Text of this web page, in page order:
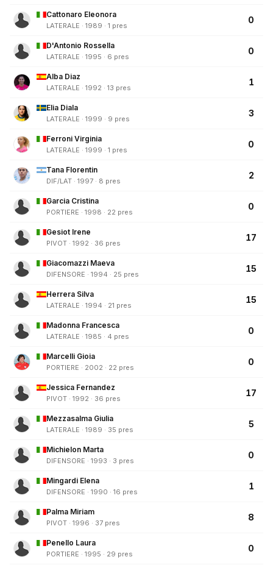
Cattonaro Eleonora
LATERALE · 1989 · 1 pres
0
D'Antonio Rossella
LATERALE · 1995 · 6 pres
0
Alba Diaz
LATERALE · 1992 · 13 pres
1
Elia Diala
LATERALE · 1999 · 9 pres
3
Ferroni Virginia
LATERALE · 1999 · 1 pres
0
Tana Florentin
DIF/LAT · 1997 · 8 pres
2
Garcia Cristina
PORTIERE · 1998 · 22 pres
0
Gesiot Irene
PIVOT · 1992 · 36 pres
17
Giacomazzi Maeva
DIFENSORE · 1994 · 25 pres
15
Herrera Silva
LATERALE · 1994 · 21 pres
15
Madonna Francesca
LATERALE · 1985 · 4 pres
0
Marcelli Gioia
PORTIERE · 2002 · 22 pres
0
Jessica Fernandez
PIVOT · 1992 · 36 pres
17
Mezzasalma Giulia
LATERALE · 1989 · 35 pres
5
Michielon Marta
DIFENSORE · 1993 · 3 pres
0
Mingardi Elena
DIFENSORE · 1990 · 16 pres
1
Palma Miriam
PIVOT · 1996 · 37 pres
8
Penello Laura
PORTIERE · 1995 · 29 pres
0